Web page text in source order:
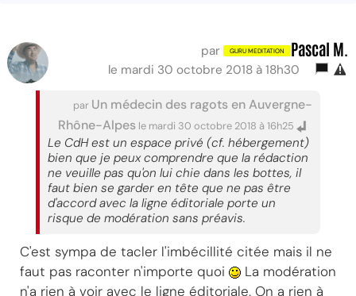
par Pascal M.
le mardi 30 octobre 2018 à 18h30
par Un médecin des ragots en Auvergne-
Rhône-Alpes le mardi 30 octobre 2018 à 16h25
Le CdH est un espace privé (cf. hébergement)
bien que je peux comprendre que la rédaction
ne veuille pas qu'on lui chie dans les bottes, il
faut bien se garder en tête que ne pas être
d'accord avec la ligne éditoriale porte un
risque de modération sans préavis.
C'est sympa de tacler l'imbécillité citée mais il ne
faut pas raconter n'importe quoi
La modération
n'a rien à voir avec le ligne éditoriale. On a rien à